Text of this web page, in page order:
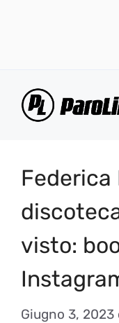
Federica
visto:
Giugno 3, 2023